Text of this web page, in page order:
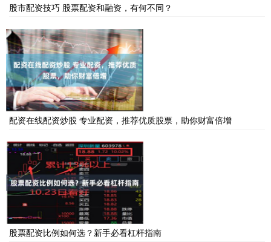
股市配资技巧 股票配资和融资，有何不同？
配资在线配资炒股 专业配资，推荐优质股票，助你财富倍增
股票配资比例如何选？新手必看杠杆指南